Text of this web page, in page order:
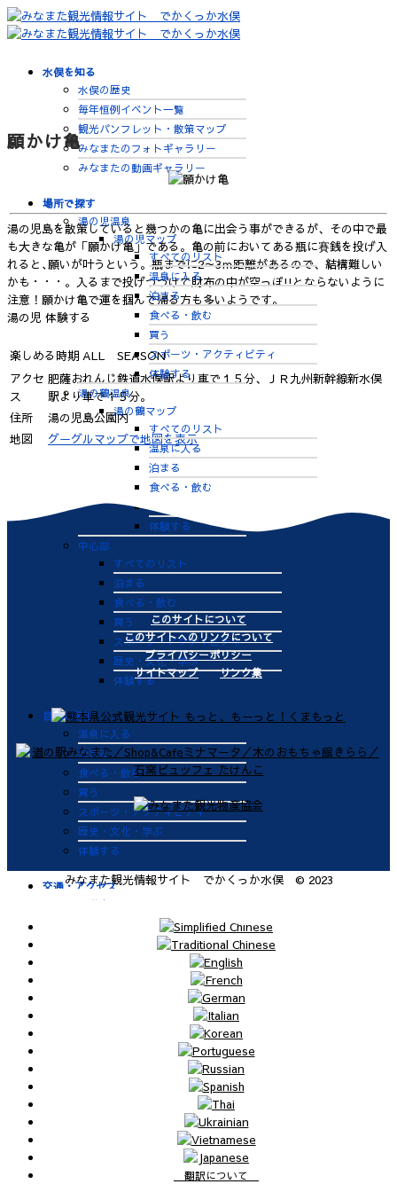
水俣を知る
水俣の歴史
毎年恒例イベント一覧
観光パンフレット・散策マップ
みなまたのフォトギャラリー
みなまたの動画ギャラリー
場所で探す
湯の児温泉
湯の児マップ
すべてのリスト
温泉に入る
泊まる
食べる・飲む
買う
スポーツ・アクティビティ
体験する
湯の鶴温泉
湯の鶴マップ
すべてのリスト
温泉に入る
泊まる
食べる・飲む
買う
体験する
中心部
すべてのリスト
泊まる
食べる・飲む
買う
スポーツ・アクティビティ
歴史・文化・学ぶ
体験する
目的で探す
温泉に入る
泊まる
食べる・飲む
買う
スポーツ・アクティビティ
歴史・文化・学ぶ
体験する
交通・アクセス
自動車
肥薩おれんじ鉄道
海上タクシー定期便 時刻表
肥薩おれんじ鉄道 レンタサイク
ビジターバース（水俣港百間浮桟
願かけ亀
湯の児島を散策していると幾つかの亀に出会う事ができるが、その中で最
も大きな亀が「願かけ亀」である。亀の前においてある瓶に賽銭を投げ入
れると､願いが叶うという。瓶までに2～3ｍ距離があるので、結構難しい
かも・・・。入るまで投げつづけて財布の中が空っぽ!!とならないように
注意！願かけ亀で運を掴んで帰る方も多いようです。
湯の児 体験する
楽しめる時期 ALL SEASON
アクセ
ス
肥薩おれんじ鉄道水俣駅より車で１５分、ＪＲ九州新幹線新水俣
駅より車で１５分。
住所
湯の児島公園内
地図
グーグルマップで地図を表示
このサイトについて
このサイトへのリンクについて
プライバシーポリシー
サイトマップ
リンク集
みなまた観光情報サイト でかくっか水俣 © 2023
翻訳について